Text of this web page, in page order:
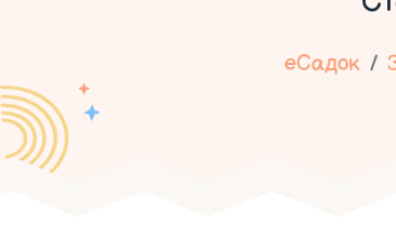
еСадок